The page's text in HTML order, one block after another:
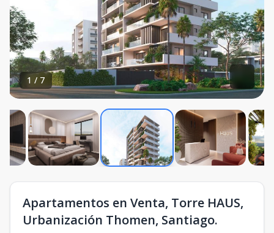
1 / 7
Apartamentos en Venta, Torre HAUS,
Urbanización Thomen, Santiago.